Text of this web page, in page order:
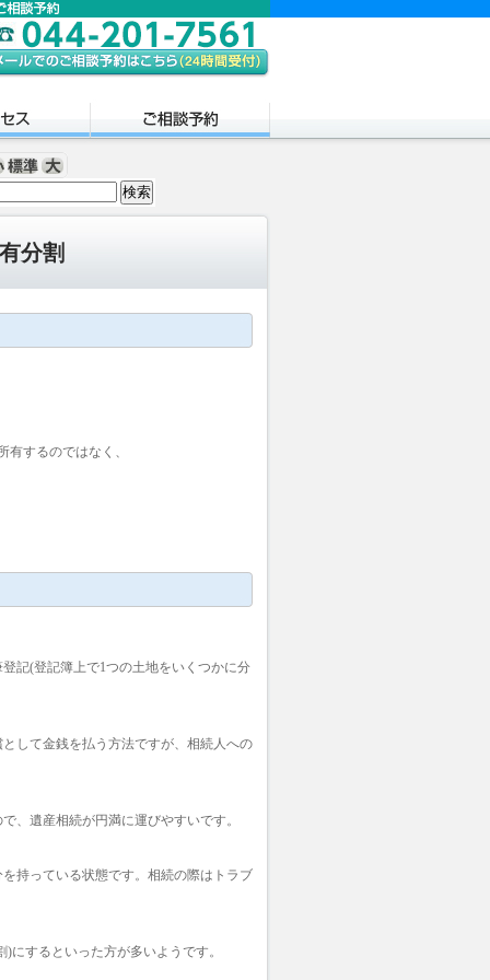
分割
するのではなく、
記(登記簿上で1つの土地をいくつかに分
して金銭を払う方法ですが、相続人への
、遺産相続が円満に運びやすいです。
持っている状態です。相続の際はトラブ
するといった方が多いようです。